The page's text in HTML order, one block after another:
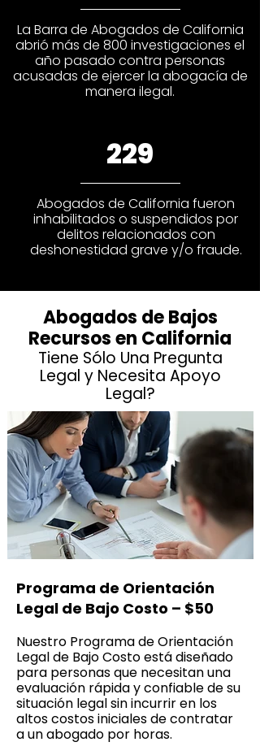
La Barra de Abogados de California
abrió más de 800 investigaciones el
año pasado contra personas
acusadas de ejercer la abogacía de
manera ilegal.
229
Abogados de California fueron
inhabilitados o suspendidos por
delitos relacionados con
deshonestidad grave y/o fraude.
Abogados de Bajos
Recursos en California
Tiene Sólo Una Pregunta
Legal y Necesita Apoyo
Legal?
Programa de Orientación
Legal de Bajo Costo – $50
Nuestro Programa de Orientación
Legal de Bajo Costo está diseñado
para personas que necesitan una
evaluación rápida y confiable de su
situación legal sin incurrir en los
altos costos iniciales de contratar
a un abogado por horas.